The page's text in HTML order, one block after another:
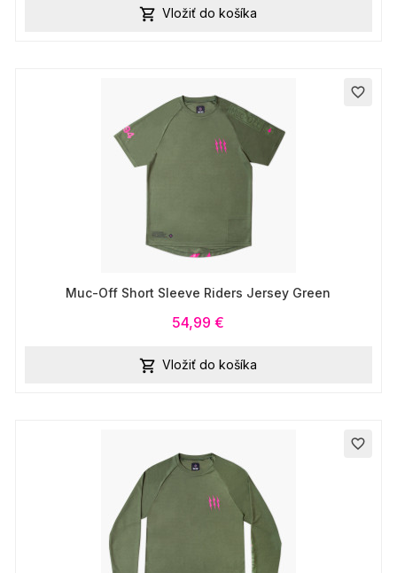
 Vložiť do košíka
favorite_border
Muc-Off Short Sleeve Riders Jersey Green
54,99 €
 Vložiť do košíka
favorite_border